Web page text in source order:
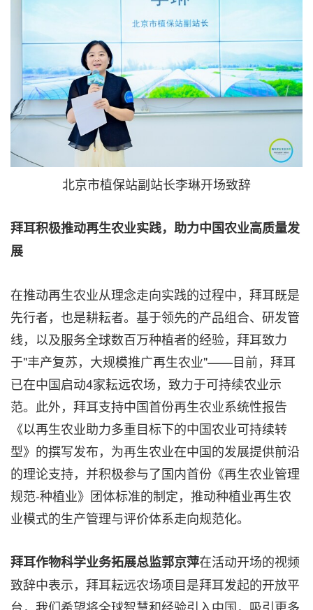
北京市植保站副站长李琳开场致辞
拜耳积极推动再生农业实践，助力中国农业高质量发
展
在推动再生农业从理念走向实践的过程中，拜耳既是
先行者，也是耕耘者。基于领先的产品组合、研发管
线，以及服务全球数百万种植者的经验，拜耳致力
于"丰产复苏，大规模推广再生农业"——目前，拜耳
已在中国启动4家耘远农场，致力于可持续农业示
范。此外，拜耳支持中国首份再生农业系统性报告
《以再生农业助力多重目标下的中国农业可持续转
型》的撰写发布，为再生农业在中国的发展提供前沿
的理论支持，并积极参与了国内首份《再生农业管理
规范-种植业》团体标准的制定，推动种植业再生农
业模式的生产管理与评价体系走向规范化。
拜耳作物科学业务拓展总监郭京萍在活动开场的视频
致辞中表示，拜耳耘远农场项目是拜耳发起的开放平
台，我们希望将全球智慧和经验引入中国，吸引更多